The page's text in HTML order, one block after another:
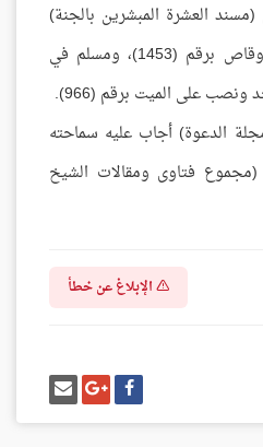
العشرة المبشرين بالجنة)
مسند سعد بن أبي وقاص برقم (1453)، ومسلم في
ونصب على الميت برقم (966).
الدعوة) أجاب عليه سماحته
1418 هـ. (مجموع فتاوى ومقالات الشيخ
الإبلاغ عن خطأ
شارك
على
فيسبوك
شارك
على
غوغل
بلس
إرسل
إيميل